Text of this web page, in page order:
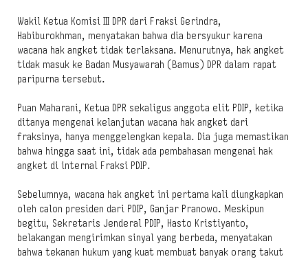
Wakil Ketua Komisi III DPR dari Fraksi Gerindra,
Habiburokhman, menyatakan bahwa dia bersyukur karena
wacana hak angket tidak terlaksana. Menurutnya, hak angket
tidak masuk ke Badan Musyawarah (Bamus) DPR dalam rapat
paripurna tersebut.
Puan Maharani, Ketua DPR sekaligus anggota elit PDIP, ketika
ditanya mengenai kelanjutan wacana hak angket dari
fraksinya, hanya menggelengkan kepala. Dia juga memastikan
bahwa hingga saat ini, tidak ada pembahasan mengenai hak
angket di internal Fraksi PDIP.
Sebelumnya, wacana hak angket ini pertama kali diungkapkan
oleh calon presiden dari PDIP, Ganjar Pranowo. Meskipun
begitu, Sekretaris Jenderal PDIP, Hasto Kristiyanto,
belakangan mengirimkan sinyal yang berbeda, menyatakan
bahwa tekanan hukum yang kuat membuat banyak orang takut